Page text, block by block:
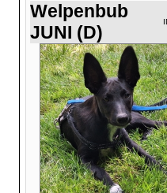
Welpenbub
JUNI (D)